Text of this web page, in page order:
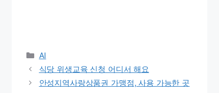
Categories
AI
식당 위생교육 신청 어디서 해요
안성지역사랑상품권 가맹점, 사용 가능한 곳